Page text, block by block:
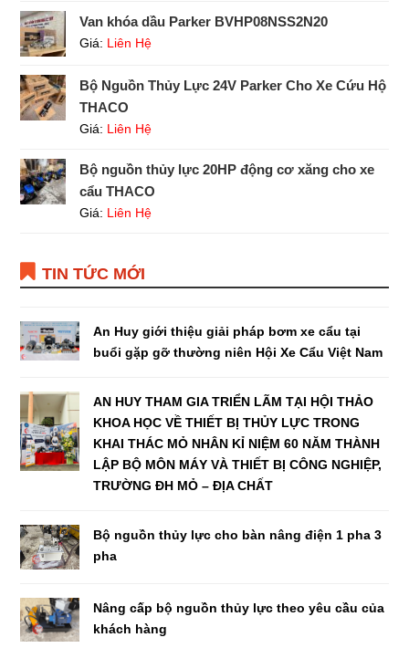
Van khóa dầu Parker BVHP08NSS2N20
Giá: Liên Hệ
Bộ Nguồn Thủy Lực 24V Parker Cho Xe Cứu Hộ
THACO
Giá: Liên Hệ
Bộ nguồn thủy lực 20HP động cơ xăng cho xe
cẩu THACO
Giá: Liên Hệ
TIN TỨC MỚI
An Huy giới thiệu giải pháp bơm xe cẩu tại
buổi gặp gỡ thường niên Hội Xe Cẩu Việt Nam
AN HUY THAM GIA TRIỂN LÃM TẠI HỘI THẢO
KHOA HỌC VỀ THIẾT BỊ THỦY LỰC TRONG
KHAI THÁC MỎ NHÂN KỈ NIỆM 60 NĂM THÀNH
LẬP BỘ MÔN MÁY VÀ THIẾT BỊ CÔNG NGHIỆP,
TRƯỜNG ĐH MỎ – ĐỊA CHẤT
Bộ nguồn thủy lực cho bàn nâng điện 1 pha 3
pha
Nâng cấp bộ nguồn thủy lực theo yêu cầu của
khách hàng